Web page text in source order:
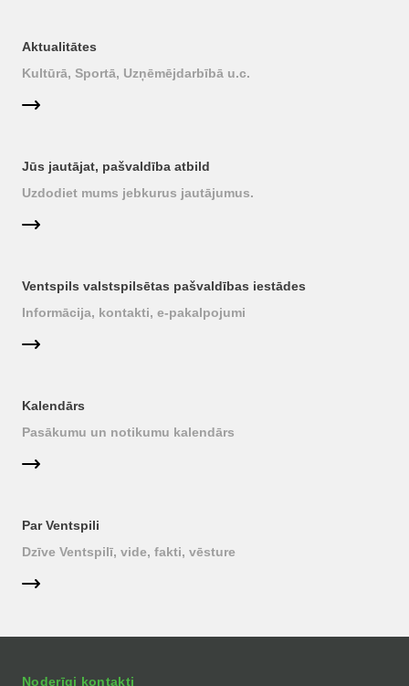
Aktualitātes
Kultūrā, Sportā, Uzņēmējdarbībā u.c.
Jūs jautājat, pašvaldība atbild
Uzdodiet mums jebkurus jautājumus.
Ventspils valstspilsētas pašvaldības iestādes
Informācija, kontakti, e-pakalpojumi
Kalendārs
Pasākumu un notikumu kalendārs
Par Ventspili
Dzīve Ventspilī, vide, fakti, vēsture
Noderīgi kontakti